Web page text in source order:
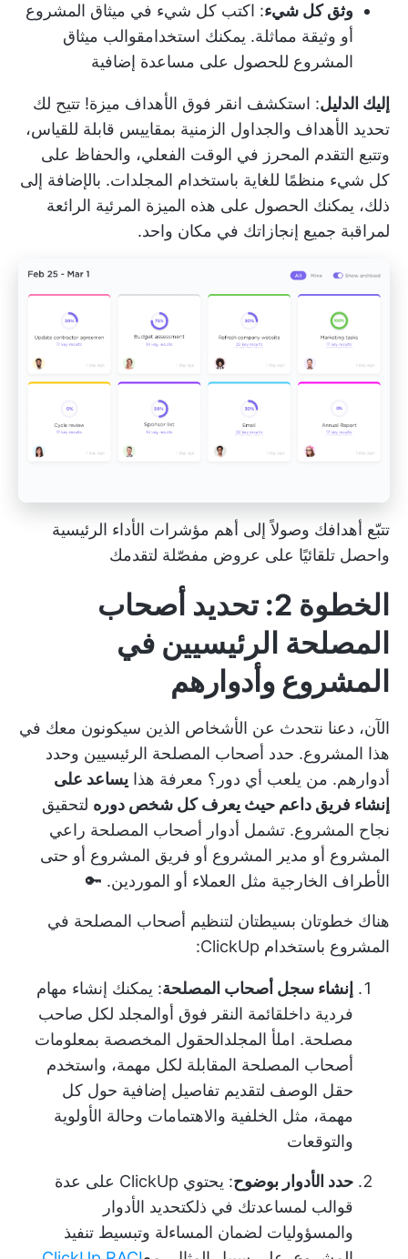
وثق كل شيء: اكتب كل شيء في ميثاق المشروع
أو وثيقة مماثلة. يمكنك استخدامقوالب ميثاق
المشروع للحصول على مساعدة إضافية
إليك الدليل: استكشف انقر فوق الأهداف ميزة! تتيح لك
تحديد الأهداف والجداول الزمنية بمقاييس قابلة للقياس،
وتتبع التقدم المحرز في الوقت الفعلي، والحفاظ على
كل شيء منظمًا للغاية باستخدام المجلدات. بالإضافة إلى
ذلك، يمكنك الحصول على هذه الميزة المرئية الرائعة
لمراقبة جميع إنجازاتك في مكان واحد.
تتبّع أهدافك وصولاً إلى أهم مؤشرات الأداء الرئيسية
واحصل تلقائيًا على عروض مفصّلة لتقدمك
الخطوة 2: تحديد أصحاب
المصلحة الرئيسيين في
المشروع وأدوارهم
الآن، دعنا نتحدث عن الأشخاص الذين سيكونون معك في
هذا المشروع. حدد أصحاب المصلحة الرئيسيين وحدد
أدوارهم. من يلعب أي دور؟ معرفة هذا يساعد على
إنشاء فريق داعم حيث يعرف كل شخص دوره لتحقيق
نجاح المشروع. تشمل أدوار أصحاب المصلحة راعي
المشروع أو مدير المشروع أو فريق المشروع أو حتى
الأطراف الخارجية مثل العملاء أو الموردين. 🔑
هناك خطوتان بسيطتان لتنظيم أصحاب المصلحة في
المشروع باستخدام ClickUp:
إنشاء سجل أصحاب المصلحة: يمكنك إنشاء مهام
فردية داخلقائمة النقر فوق أوالمجلد لكل صاحب
مصلحة. املأ المجلدالحقول المخصصة بمعلومات
أصحاب المصلحة المقابلة لكل مهمة، واستخدم
حقل الوصف لتقديم تفاصيل إضافية حول كل
مهمة، مثل الخلفية والاهتمامات وحالة الأولوية
والتوقعات
حدد الأدوار بوضوح
: يحتوي ClickUp على عدة
قوالب لمساعدتك في ذلكتحديد الأدوار
والمسؤوليات لضمان المساءلة وتبسيط تنفيذ